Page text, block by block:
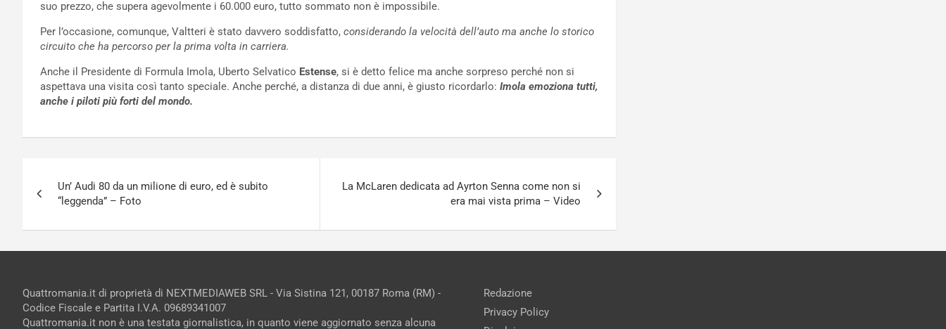
suo prezzo, che supera agevolmente i 60.000 euro, tutto sommato non è impossibile.
Per l’occasione, comunque, Valtteri è stato davvero soddisfatto, considerando la velocità dell’auto ma anche lo storico
circuito che ha percorso per la prima volta in carriera.
Anche il Presidente di Formula Imola, Uberto Selvatico Estense, si è detto felice ma anche sorpreso perché non si
aspettava una visita così tanto speciale. Anche perché, a distanza di due anni, è giusto ricordarlo: Imola emoziona tutti,
anche i piloti più forti del mondo.
articoli
Un’ Audi 80 da un milione di euro, ed è subito
“leggenda” – Foto
La McLaren dedicata ad Ayrton Senna come non si
era mai vista prima – Video
Quattromania.it di proprietà di NEXTMEDIAWEB SRL - Via Sistina 121, 00187 Roma (RM) -
Codice Fiscale e Partita I.V.A. 09689341007
Quattromania.it non è una testata giornalistica, in quanto viene aggiornato senza alcuna
Redazione
Privacy Policy